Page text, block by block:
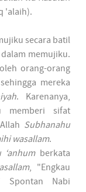
'alaih).
secara batil
memujiku.
orang-orang
mereka
. Karenanya,
memberi sifat
Subhanahu
wasallam.
‘anhumberkata
, "Engkau
Nabi